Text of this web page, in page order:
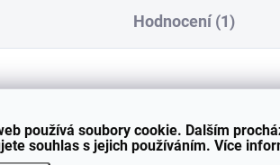
používá soubory cookie. Dalším
souhlas s jejich používáním. Více
Hodnocení (1)